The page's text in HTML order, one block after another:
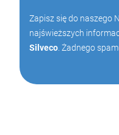
Zapisz się do naszego
najświeższych
Silveco . Żadnego